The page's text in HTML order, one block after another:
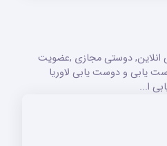
انلاین, دوستی مجازی ,عضویت
یابی و دوست یابی لاوریا
ا...